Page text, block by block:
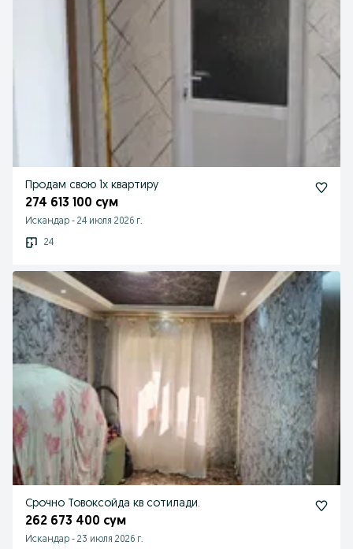
Продам свою 1х квартиру
274 613 100 сум
Искандар - 24 июля 2026 г.
24
Срочно Товоксойда кв сотилади.
262 673 400 сум
Искандар - 23 июля 2026 г.